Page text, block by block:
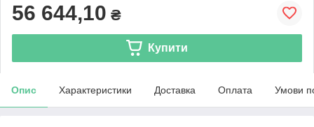
56 644,10 ₴
Купити
Опис Характеристики Доставка Оплата Умови